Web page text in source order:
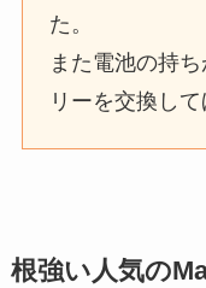
た。
また電池の持
リーを交換して
根強い人気の